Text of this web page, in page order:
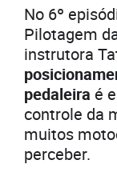
No 6º
Pilotagem
instrutora
pedaleira é
controle da
muitos
perceber.